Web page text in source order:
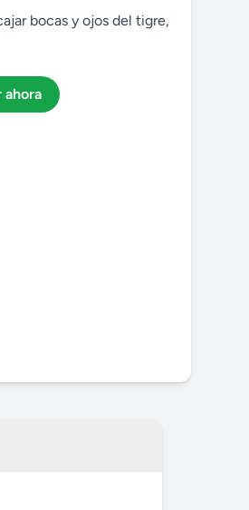
bocas y ojos del tigre,
ahora